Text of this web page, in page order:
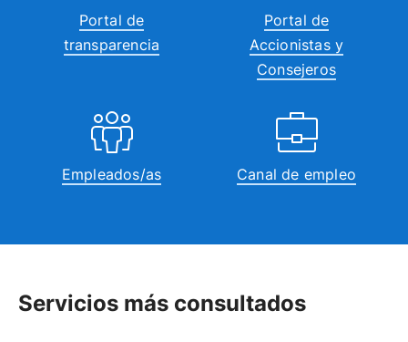
Portal de
transparencia
Portal de
Accionistas y
Consejeros
Empleados/as Canal de empleo
Servicios más consultados